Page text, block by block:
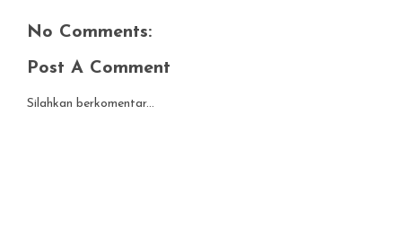
No Comments:
Post A Comment
Silahkan berkomentar...